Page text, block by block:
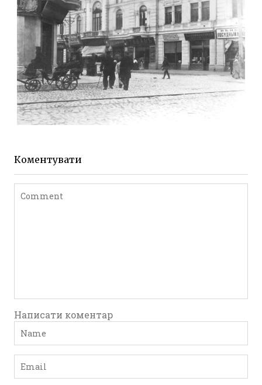
ЖИТОМИР МИХАЙЛІВСЬКА 1903 РОКУ
Коментувати
Написати коментар